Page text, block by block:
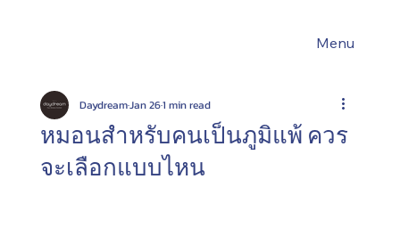
Menu
หมอนสำหรับคนเป็นภูมิแพ้ ควร
จะเลือกแบบไหน
DaydreamJan 261 min read